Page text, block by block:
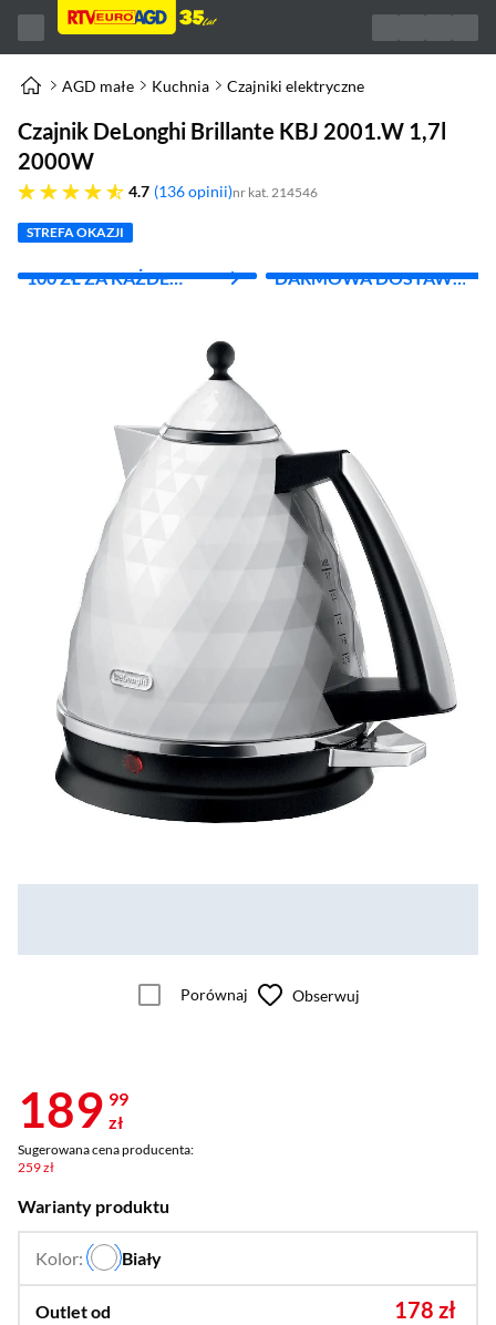
AGD małe Kuchnia Czajniki elektryczne
Czajnik DeLonghi Brillante KBJ 2001.W 1,7l
2000W
4.7
4.7 gwiazdek 136 opinii nr kat. 214546
STREFA OKAZJI
100 ZŁ ZA KAŻDE
DARMOWA DOSTAWA
Porównaj Obserwuj
189 99
zł
Sugerowana cena producenta:
259 zł
Warianty produktu
Kolor: Biały
Outlet od 178 zł